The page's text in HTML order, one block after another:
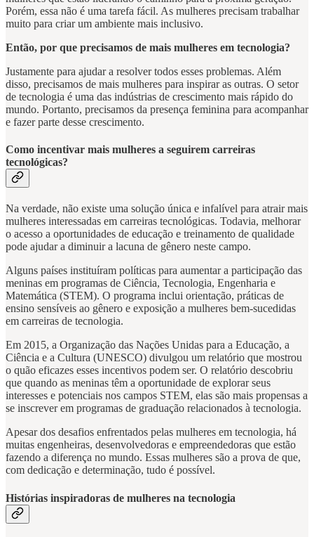
Porém, essa não é uma tarefa fácil. As mulheres precisam trabalhar
muito para criar um ambiente mais inclusivo.
Então, por que precisamos de mais mulheres em tecnologia?
Justamente para ajudar a resolver todos esses problemas. Além
disso, precisamos de mais mulheres para inspirar as outras. O setor
de tecnologia é uma das indústrias de crescimento mais rápido do
mundo. Portanto, precisamos da presença feminina para acompanhar
e fazer parte desse crescimento.
Como incentivar mais mulheres a seguirem carreiras
tecnológicas?
Na verdade, não existe uma solução única e infalível para atrair mais
mulheres interessadas em carreiras tecnológicas. Todavia, melhorar
o acesso a oportunidades de educação e treinamento de qualidade
pode ajudar a diminuir a lacuna de gênero neste campo.
Alguns países instituíram políticas para aumentar a participação das
meninas em programas de Ciência, Tecnologia, Engenharia e
Matemática (STEM). O programa inclui orientação, práticas de
ensino sensíveis ao gênero e exposição a mulheres bem-sucedidas
em carreiras de tecnologia.
Em 2015, a Organização das Nações Unidas para a Educação, a
Ciência e a Cultura (UNESCO) divulgou um relatório que mostrou
o quão eficazes esses incentivos podem ser. O relatório descobriu
que quando as meninas têm a oportunidade de explorar seus
interesses e potenciais nos campos STEM, elas são mais propensas a
se inscrever em programas de graduação relacionados à tecnologia.
Apesar dos desafios enfrentados pelas mulheres em tecnologia, há
muitas engenheiras, desenvolvedoras e empreendedoras que estão
fazendo a diferença no mundo. Essas mulheres são a prova de que,
com dedicação e determinação, tudo é possível.
Histórias inspiradoras de mulheres na tecnologia